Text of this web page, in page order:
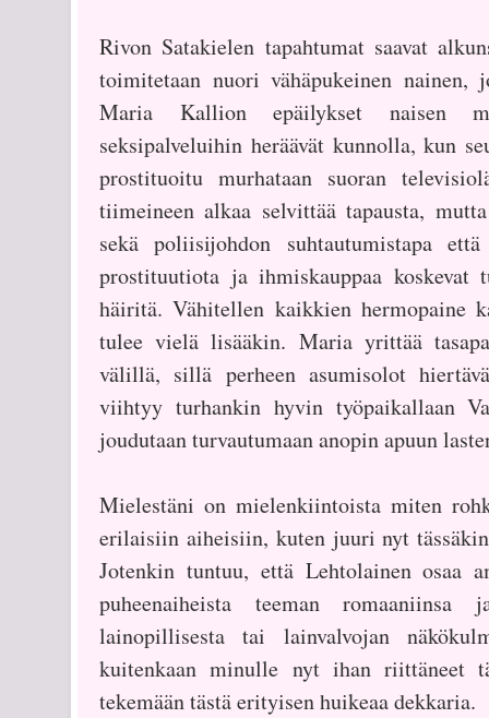
Rivon Satakielen tapahtumat saavat
toimitetaan nuori vähäpukeinen
Maria Kallion epäilykset naisen
seksipalveluihin heräävät kunnolla, kun
prostituoitu murhataan suoran
tiimeineen alkaa selvittää tapausta,
sekä poliisijohdon suhtautumistapa
prostituutiota ja ihmiskauppaa
häiritä. Vähitellen kaikkien hermopaine
tulee vielä lisääkin. Maria yrittää
välillä, sillä perheen asumisolot
viihtyy turhankin hyvin työpaikallaan
joudutaan turvautumaan anopin apuun
Mielestäni on mielenkiintoista miten
erilaisiin aiheisiin, kuten juuri nyt
Jotenkin tuntuu, että Lehtolainen osaa
puheenaiheista teeman
lainopillisesta tai lainvalvojan
kuitenkaan minulle nyt ihan riittäneet
tekemään tästä erityisen huikeaa dekkaria.